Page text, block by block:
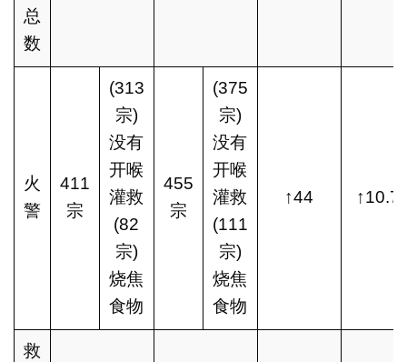
总
数
火
警
411
宗
(313
宗)
没有
开喉
灌救
(82
宗)
烧焦
食物
455
宗
(375
宗)
没有
开喉
灌救
(111
宗)
烧焦
食物
↑44
救